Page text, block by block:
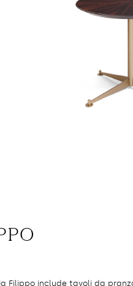
Filippo include tavoli da